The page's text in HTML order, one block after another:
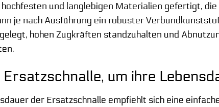
und langlebigen Materialien gefertigt,
je nach Ausführung ein robuster
hohen Zugkräften standzuhalten und
um ihre
der Ersatzschnalle empfiehlt sich eine